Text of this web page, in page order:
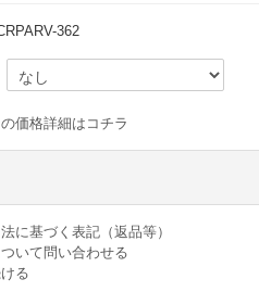
362
価格詳細はコチラ
に基づく表記（返品等）
いて問い合わせる
る